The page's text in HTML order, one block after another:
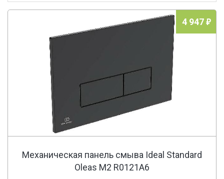
4 947
Механическая панель смыва Ideal Standard
Oleas M2 R0121A6